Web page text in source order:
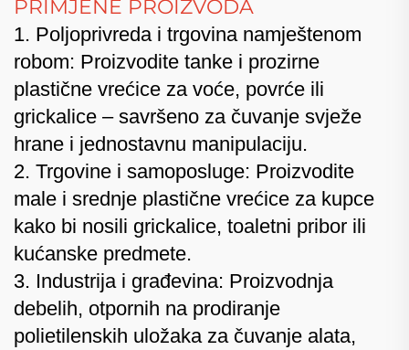
PRIMJENE PROIZVODA
1. Poljoprivreda i trgovina namještenom
robom: Proizvodite tanke i prozirne
plastične vrećice za voće, povrće ili
grickalice – savršeno za čuvanje svježe
hrane i jednostavnu manipulaciju.
2. Trgovine i samoposluge: Proizvodite
male i srednje plastične vrećice za kupce
kako bi nosili grickalice, toaletni pribor ili
kućanske predmete.
3. Industrija i građevina: Proizvodnja
debelih, otpornih na prodiranje
polietilenskih uložaka za čuvanje alata,